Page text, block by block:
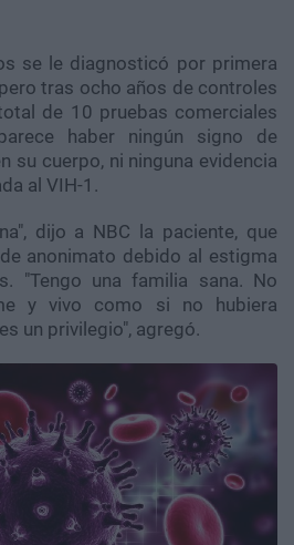
se le diagnosticó por primera
tras ocho años de controles
de 10 pruebas comerciales
haber ningún signo de
su cuerpo, ni ninguna evidencia
al VIH-1.
dijo a NBC la paciente, que
anonimato debido al estigma
"Tengo una familia sana. No
y vivo como si no hubiera
un privilegio", agregó.